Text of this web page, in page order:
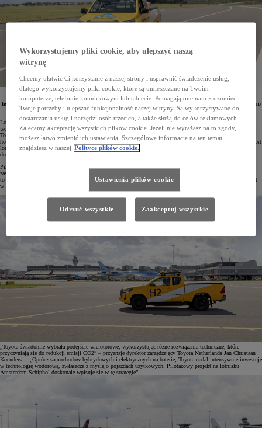
Na lotnisku Amsterdam Schiphol (AMS) uruchomiono pilotażowy program, w którego ramach
testowane są pojazdy z napędem wodorowo-elektrycznym. Do wyposażenia obsługi naziemnej włączono
prototypową Toyotę Hilux napędzaną ogniwami paliwowymi na wodór.
Lotnisko Amsterdam Schiphol jako pierwsze międzynarodowe lotnisko na świecie rozpoczęło testy pojazdów
wodorowych w codziennej eksploatacji. W ramach projektu po płycie lotniska porusza się m.in. prototypowa
Toyota Hilux z napędem opartym na ogniwach paliwowych, a także specjalnie skonstruowany pojazd
holowniczy umożliwiający przestawianie samolotów na duże odległości. Dzięki tej inicjatywie holenderski port
lotniczy zbliża się do realizacji celu, jakim jest całkowite wyeliminowanie emisji w operacjach naziemnych
do roku 2030.
Pilotaż ma zweryfikować, jak w praktyce sprawdzają się pojazdy zasilane wodorem – pod względem obsługi,
zasięgu oraz kompatybilności z istniejącą infrastrukturą tankowania. Największe atuty tego rozwiązania
to bardzo krótki czas uzupełniania paliwa (kilka minut) i duży zasięg, co pozwala na długotrwałą pracę, nawet
w niesprzyjających, niskich temperaturach.
„Toyota świadomie wybrała podejście wielotorowe, wykorzystując różne rozwiązania techniczne, które
przyczyniają się do redukcji emisji CO2” – przyznaje dyrektor zarządzający Toyota Netherlands Jan Christaan
Koenders. – „Oprócz samochodów hybrydowych i elektrycznych na baterie, Toyota nadal intensywnie inwestuje
w technologię wodorową, zwłaszcza z myślą o pojazdach użytkowych. Pilotażowy projekt na lotnisku
Amsterdam Schiphol doskonale wpisuje się w tę strategię”.
Wykorzystujemy pliki cookie, aby ulepszyć naszą
witrynę
Chcemy ułatwić Ci korzystanie z naszej strony i usprawnić świadczenie usług,
dlatego wykorzystujemy pliki cookie, które są umieszczane na Twoim
komputerze, telefonie komórkowym lub tablecie. Pomagają one nam zrozumieć
Twoje potrzeby i ulepszać funkcjonalność naszej witryny. Są wykorzystywane do
dostarczania usług i narzędzi osób trzecich, a także służą do celów reklamowych.
Zalecamy akceptację wszystkich plików cookie. Jeżeli nie wyrażasz na to zgody,
możesz łatwo zmienić ich ustawienia. Szczegółowe informacje na ten temat
znajdziesz w naszej Polityce plików cookie.
Ustawienia plików cookie
Odrzuć wszystkie Zaakceptuj wszystkie